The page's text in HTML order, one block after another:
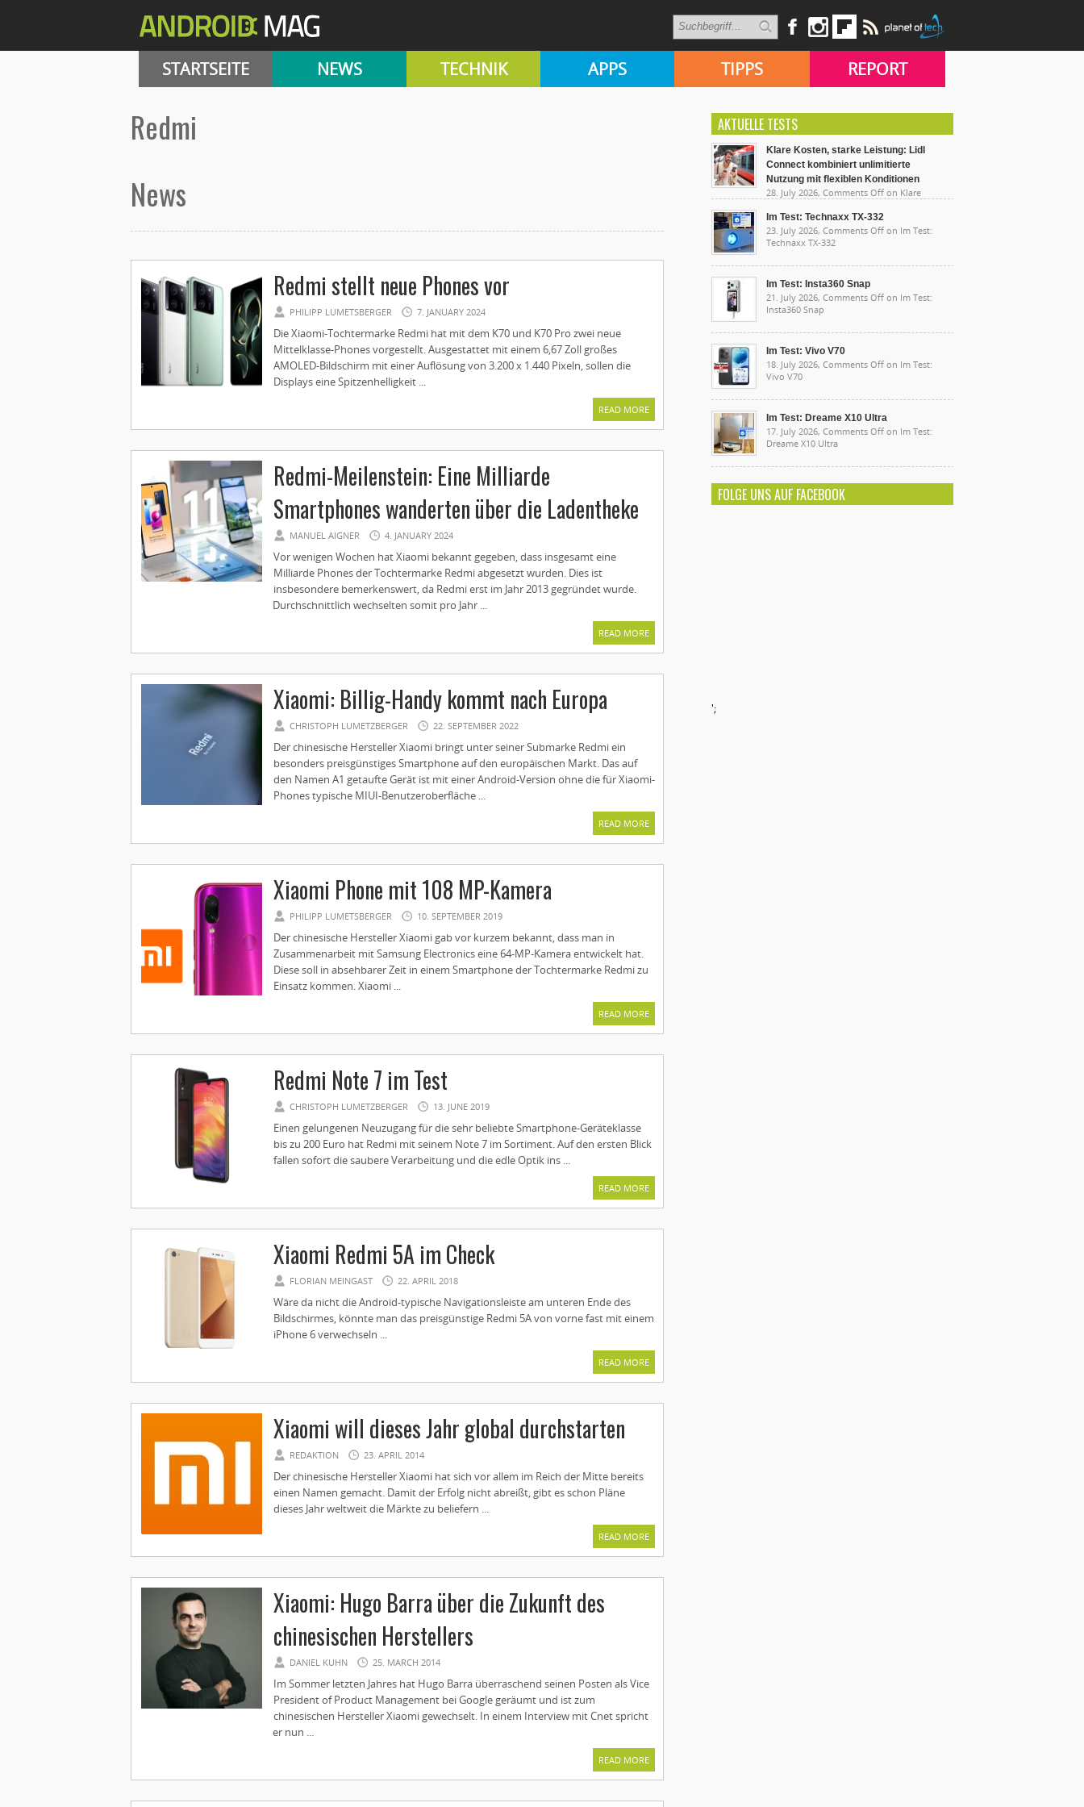
STARTSEITE NEWS TECHNIK APPS TIPPS REPORT
Redmi
News
Redmi stellt neue Phones vor
PHILIPP LUMETSBERGER 7. JANUARY 2024
Die Xiaomi-Tochtermarke Redmi hat mit dem K70 und K70 Pro zwei neue
Mittelklasse-Phones vorgestellt. Ausgestattet mit einem 6,67 Zoll großes
AMOLED-Bildschirm mit einer Auflösung von 3.200 x 1.440 Pixeln, sollen die
Displays eine Spitzenhelligkeit ...
READ MORE
Redmi-Meilenstein: Eine Milliarde
Smartphones wanderten über die Ladentheke
MANUEL AIGNER 4. JANUARY 2024
Vor wenigen Wochen hat Xiaomi bekannt gegeben, dass insgesamt eine
Milliarde Phones der Tochtermarke Redmi abgesetzt wurden. Dies ist
insbesondere bemerkenswert, da Redmi erst im Jahr 2013 gegründet wurde.
Durchschnittlich wechselten somit pro Jahr ...
READ MORE
Xiaomi: Billig-Handy kommt nach Europa
CHRISTOPH LUMETZBERGER 22. SEPTEMBER 2022
Der chinesische Hersteller Xiaomi bringt unter seiner Submarke Redmi ein
besonders preisgünstiges Smartphone auf den europäischen Markt. Das auf
den Namen A1 getaufte Gerät ist mit einer Android-Version ohne die für Xiaomi-
Phones typische MIUI-Benutzeroberfläche ...
READ MORE
Xiaomi Phone mit 108 MP-­Kamera
PHILIPP LUMETSBERGER 10. SEPTEMBER 2019
Der chinesische Hersteller Xiaomi gab vor kurzem bekannt, dass man in
Zusammenarbeit mit Samsung Electronics eine 64-MP-Kamera entwickelt hat.
Diese soll in absehbarer Zeit in einem Smartphone der Tochtermarke Redmi zu
Einsatz kommen. Xiaomi ...
READ MORE
Redmi Note 7 im Test
CHRISTOPH LUMETZBERGER 13. JUNE 2019
Einen gelungenen Neuzugang für die sehr beliebte Smartphone-Geräteklasse
bis zu 200 Euro hat Redmi mit seinem Note 7 im Sortiment. Auf den ersten Blick
fallen sofort die saubere Verarbeitung und die edle Optik ins ...
READ MORE
Xiaomi Redmi 5A im Check
FLORIAN MEINGAST 22. APRIL 2018
Wäre da nicht die Android-typische Navigationsleiste am unteren Ende des
Bildschirmes, könnte man das preisgünstige Redmi 5A von vorne fast mit einem
iPhone 6 verwechseln ...
READ MORE
Xiaomi will dieses Jahr global durchstarten
REDAKTION 23. APRIL 2014
Der chinesische Hersteller Xiaomi hat sich vor allem im Reich der Mitte bereits
einen Namen gemacht. Damit der Erfolg nicht abreißt, gibt es schon Pläne
dieses Jahr weltweit die Märkte zu beliefern ...
READ MORE
Xiaomi: Hugo Barra über die Zukunft des
chinesischen Herstellers
DANIEL KUHN 25. MARCH 2014
Im Sommer letzten Jahres hat Hugo Barra überraschend seinen Posten als Vice
President of Product Management bei Google geräumt und ist zum
chinesischen Hersteller Xiaomi gewechselt. In einem Interview mit Cnet spricht
er nun ...
READ MORE
AKTUELLE TESTS
Klare Kosten, starke Leistung: Lidl
Connect kombiniert unlimitierte
Nutzung mit flexiblen Konditionen
28. July 2026, Comments Off on Klare
unlimitierte Nutzung mit flexiblen Konditionen
Im Test: Technaxx TX-332
23. July 2026, Comments Off on Im Test:
Technaxx TX-332
Im Test: Insta360 Snap
21. July 2026, Comments Off on Im Test:
Insta360 Snap
Im Test: Vivo V70
18. July 2026, Comments Off on Im Test:
Vivo V70
Im Test: Dreame X10 Ultra
17. July 2026, Comments Off on Im Test:
Dreame X10 Ultra
FOLGE UNS AUF FACEBOOK
';